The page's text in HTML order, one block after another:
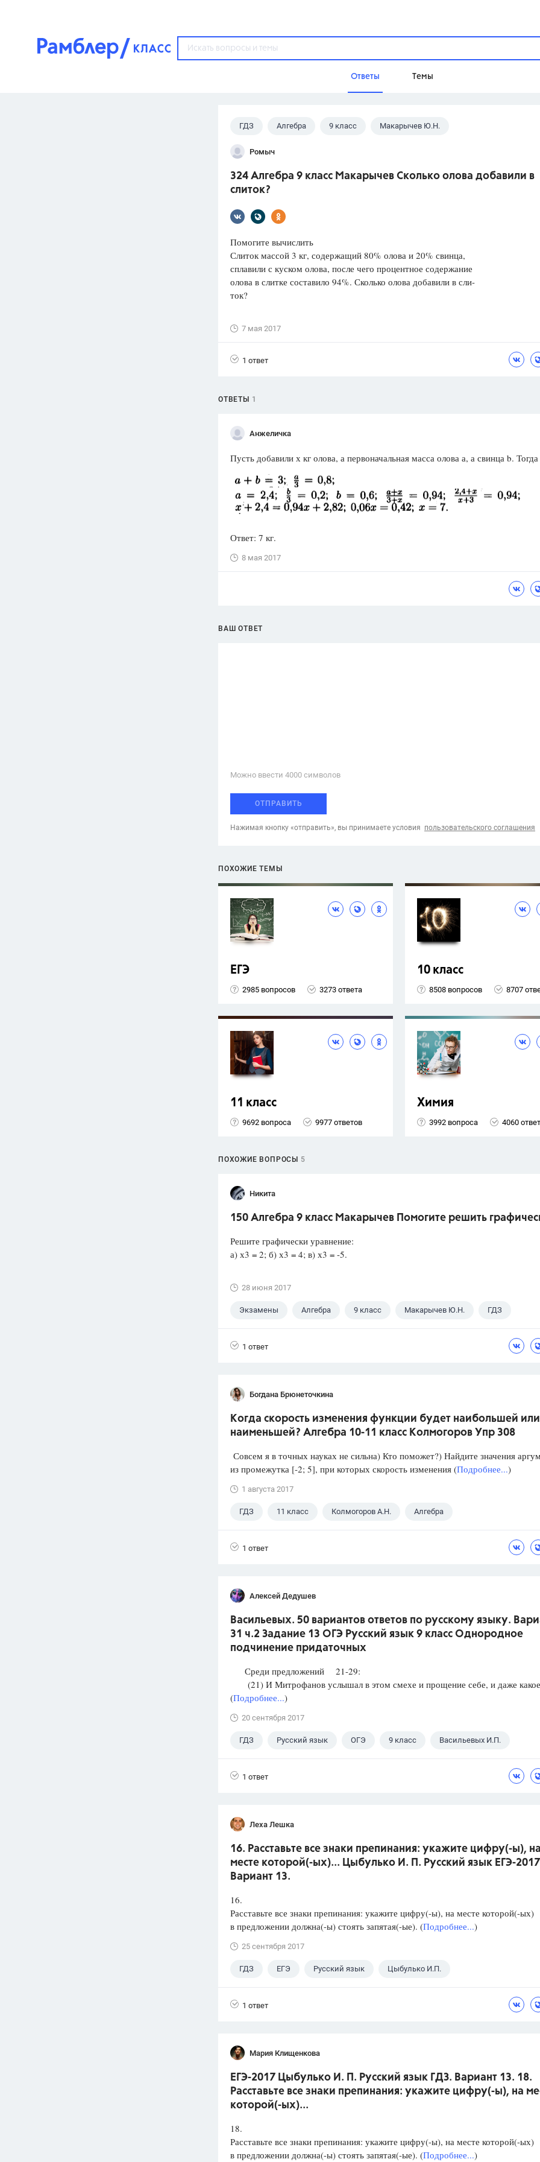
Ответы Темы
Популярные темы
ОГЭ
ФИПИ
ответов
Олимпиады
Spotlight
280 ответов
Домашнее задание
Разумовская М.М.,
Рудзитис Г.Е.,Цыбулько И.П.,
Цветков Л. А.
ГДЗ Алгебра 9 класс Макарычев Ю.Н.
Ромыч
324 Алгебра 9 класс Макарычев Сколько олова добавили в
слиток?
Помогите вычислить
Слиток массой 3 кг, содержащий 80% олова и 20% свинца,
сплавили с куском олова, после чего процентное содержание
олова в слитке составило 94%. Сколько олова добавили в сли-
ток?
7 мая 2017
1 ответ
ОТВЕТЫ 1
Анжеличка
Пусть добавили х кг олова, а первоначальная масса олова а, а свинца b. Тогда
Ответ: 7 кг.
8 мая 2017
ВАШ ОТВЕТ
Можно ввести 4000 cимволов
ОТПРАВИТЬ
Нажимая кнопку «отправить», вы принимаете условия пользовательского соглашения
ПОХОЖИЕ ТЕМЫ
ЕГЭ
2985 вопросов 3273 ответа
10 класс
8508 вопросов 8707
11 класс
9692 вопроса 9977 ответов
Химия
3992 вопроса 4060
ПОХОЖИЕ ВОПРОСЫ 5
Никита
150 Алгебра 9 класс Макарычев Помогите решить
Решите графически уравнение:
а) х3 = 2; б) х3 = 4; в) х3 = -5.
28 июня 2017
Экзамены Алгебра 9 класс Макарычев Ю.Н. ГДЗ
1 ответ
Богдана Брюнеточкина
Когда скорость изменения функции будет наибольшей или
наименьшей? Алгебра 10-11 класс Колмогоров Упр 308
Совсем я в точных науках не сильна) Кто поможет?) Найдите значения
из промежутка [-2; 5], при которых скорость изменения (Подробнее...)
1 августа 2017
ГДЗ 11 класс Колмогоров А.Н. Алгебра
1 ответ
Алексей Дедушев
Васильевых. 50 вариантов ответов по русскому языку.
31 ч.2 Задание 13 ОГЭ Русский язык 9 класс Однородное
подчинение придаточных
Среди предложений 21-29:
(21) И Митрофанов услышал в этом смехе и прощение себе, и даже
(Подробнее...)
20 сентября 2017
ГДЗ Русский язык ОГЭ 9 класс Васильевых И.П.
1 ответ
Леха Лешка
16. Расставьте все знаки препинания: укажите цифру(-ы),
месте которой(-ых)... Цыбулько И. П. Русский язык ЕГЭ-
Вариант 13.
16.
Расставьте все знаки препинания: укажите цифру(-ы), на месте которой(-ых)
в предложении должна(-ы) стоять запятая(-ые). (Подробнее...)
25 сентября 2017
ГДЗ ЕГЭ Русский язык Цыбулько И.П.
1 ответ
Мария Клищенкова
ЕГЭ-2017 Цыбулько И. П. Русский язык ГДЗ. Вариант 13. 18.
Расставьте все знаки препинания: укажите цифру(-ы), на
которой(-ых)...
18.
Расставьте все знаки препинания: укажите цифру(-ы), на месте которой(-ых)
в предложении должна(-ы) стоять запятая(-ые). (Подробнее...)